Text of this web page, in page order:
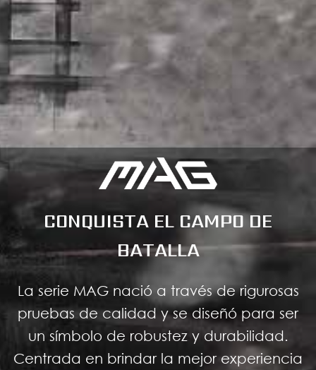
CONQUISTA EL CAMPO DE
BATALLA
La serie MAG nació a través de rigurosas
pruebas de calidad y se diseñó para ser
un símbolo de robustez y durabilidad.
Centrada en brindar la mejor experiencia